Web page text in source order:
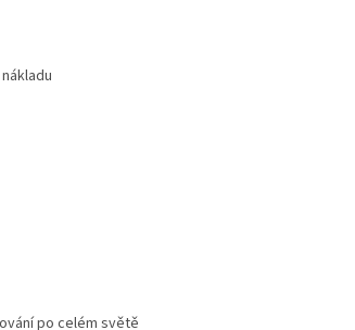
po celém světě